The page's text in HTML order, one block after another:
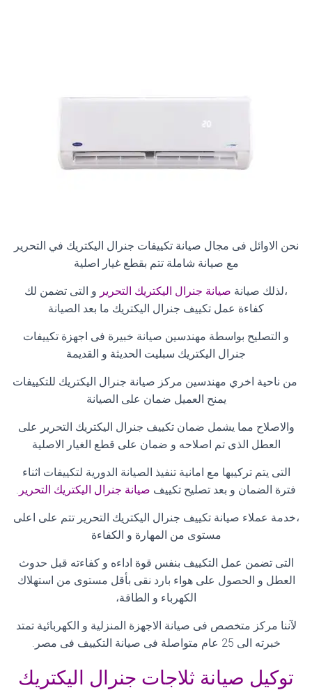
نحن الاوائل فى مجال صيانة تكييفات جنرال اليكتريك في التحرير
مع صيانة شاملة تتم بقطع غيار اصلية
،لذلك صيانة صيانة جنرال اليكتريك التحرير و التى تضمن لك
كفاءة عمل تكييف جنرال اليكتريك ما بعد الصيانة
و التصليح بواسطة مهندسين صيانة خبيرة فى اجهزة تكييفات
جنرال اليكتريك سبليت الحديثة و القديمة
من ناحية اخري مهندسين مركز صيانة جنرال اليكتريك للتكييفات
يمنح العميل ضمان على الصيانة
والاصلاح مما يشمل ضمان تكييف جنرال اليكتريك التحرير على
العطل الذى تم اصلاحه و ضمان على قطع الغيار الاصلية
التى يتم تركيبها مع امانية تنفيذ الصيانة الدورية لتكييفات اثناء
فترة الضمان و بعد تصليح تكييف صيانة جنرال اليكتريك التحرير .
،خدمة عملاء صيانة تكييف جنرال اليكتريك التحرير تتم على اعلى
مستوى من المهارة و الكفاءة
التى تضمن عمل التكييف بنفس قوة اداءه و كفاءته قبل حدوث
العطل و الحصول على هواء بارد نقى بأقل مستوى من استهلاك
الكهرباء و الطاقة،
لآننا مركز متخصص فى صيانة الاجهزة المنزلية و الكهربائية تمتد
خبرته الى 25 عام متواصلة فى صيانة التكييف فى مصر
.
توكيل صيانة ثلاجات جنرال اليكتريك